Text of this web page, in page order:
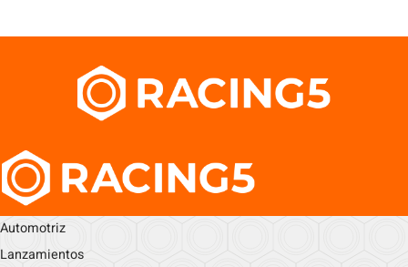
Automotriz
Lanzamientos